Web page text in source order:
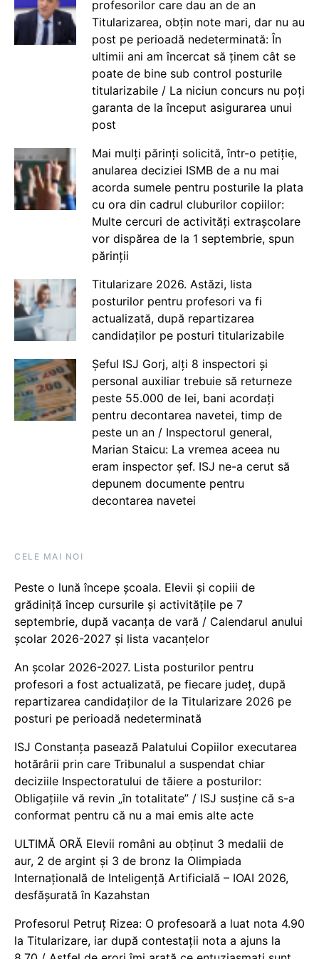
profesorilor care dau an de an
Titularizarea, obțin note mari, dar nu au
post pe perioadă nedeterminată: În
ultimii ani am încercat să ținem cât se
poate de bine sub control posturile
titularizabile / La niciun concurs nu poți
garanta de la început asigurarea unui
post
Mai mulți părinți solicită, într-o petiție,
anularea deciziei ISMB de a nu mai
acorda sumele pentru posturile la plata
cu ora din cadrul cluburilor copiilor:
Multe cercuri de activități extrașcolare
vor dispărea de la 1 septembrie, spun
părinții
Titularizare 2026. Astăzi, lista
posturilor pentru profesori va fi
actualizată, după repartizarea
candidaților pe posturi titularizabile
Șeful ISJ Gorj, alți 8 inspectori și
personal auxiliar trebuie să returneze
peste 55.000 de lei, bani acordați
pentru decontarea navetei, timp de
peste un an / Inspectorul general,
Marian Staicu: La vremea aceea nu
eram inspector șef. ISJ ne-a cerut să
depunem documente pentru
decontarea navetei
CELE MAI NOI
Peste o lună începe școala. Elevii și copiii de
grădiniță încep cursurile și activitățile pe 7
septembrie, după vacanța de vară / Calendarul anului
școlar 2026-2027 și lista vacanțelor
An școlar 2026-2027. Lista posturilor pentru
profesori a fost actualizată, pe fiecare județ, după
repartizarea candidaților de la Titularizare 2026 pe
posturi pe perioadă nedeterminată
ISJ Constanța pasează Palatului Copiilor executarea
hotărârii prin care Tribunalul a suspendat chiar
deciziile Inspectoratului de tăiere a posturilor:
Obligațiile vă revin „în totalitate” / ISJ susține că s-a
conformat pentru că nu a mai emis alte acte
ULTIMĂ ORĂ Elevii români au obținut 3 medalii de
aur, 2 de argint și 3 de bronz la Olimpiada
Internațională de Inteligență Artificială – IOAI 2026,
desfășurată în Kazahstan
Profesorul Petruț Rizea: O profesoară a luat nota 4.90
la Titularizare, iar după contestații nota a ajuns la